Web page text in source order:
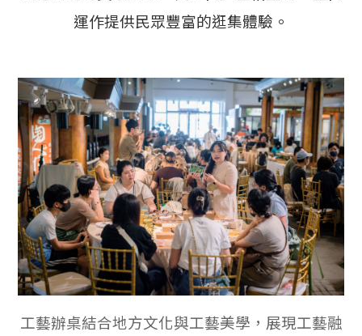
運作提供民眾豐富的逛集體驗。
工藝辦桌結合地方文化與工藝美學，展現工藝融